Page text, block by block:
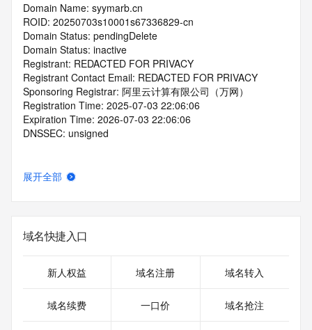
Domain Name: syymarb.cn
ROID: 20250703s10001s67336829-cn
Domain Status: pendingDelete
Domain Status: inactive
Registrant: REDACTED FOR PRIVACY
Registrant Contact Email: REDACTED FOR PRIVACY
Sponsoring Registrar: 阿里云计算有限公司（万网）
Registration Time: 2025-07-03 22:06:06
Expiration Time: 2026-07-03 22:06:06
DNSSEC: unsigned
展开全部
域名快捷入口
新人权益 域名注册 域名转入
域名续费 一口价 域名抢注